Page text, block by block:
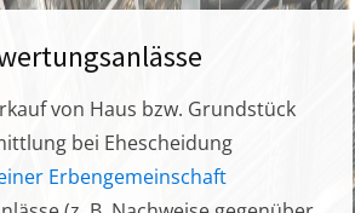
von Haus bzw. Grundstück
bei Ehescheidung
Erbengemeinschaft